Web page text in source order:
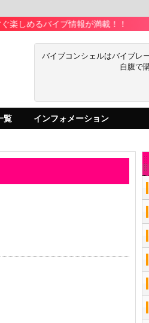
情報が満載！！
バイブコンシェルはバイブレ
自腹で
覧 インフォメーション